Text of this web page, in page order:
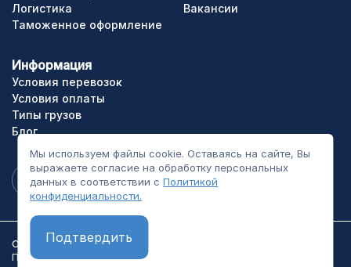
Мы используем файлы cookie. Оставаясь на сайте, Вы
выражаете согласие на обработку персональных
данных в соответствии сПолитикой
конфиденциальности.
Подтвердить
Логистика
Таможенное оформление
Вакансии
Информация
Условия перевозок
Условия оплаты
Типы грузов
Блог
ООО «ТЛГрупп». Все права сайта защищены.
Политика конфиденциальности